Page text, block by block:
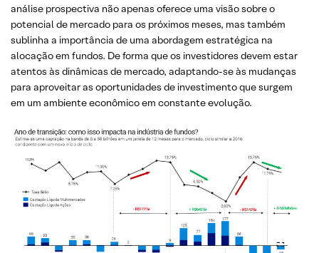
análise prospectiva não apenas oferece uma visão sobre o
potencial de mercado para os próximos meses, mas também
sublinha a importância de uma abordagem estratégica na
alocação em fundos. De forma que os investidores devem estar
atentos às dinâmicas de mercado, adaptando-se às mudanças
para aproveitar as oportunidades de investimento que surgem
em um ambiente econômico em constante evolução.